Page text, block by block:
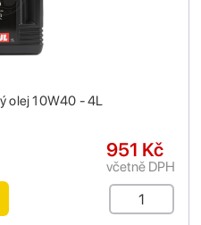
olej 10W40 - 4L
951 Kč
včetně DPH